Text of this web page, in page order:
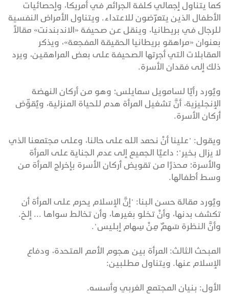
كما يتناول إجمالي كلفة الجرائم في أمريكا، وإحصائيات
الأطفال الذين يتعرّضون للاعتداء. ويتناول الأمراض النفسية
للرجال في بريطانيا، وينقل عن صحيفة «الاندبندنت» مقالاً
بعنوان «مراهقو بريطانيا الحقيقة المفجعة»، ويذكر
المقابلات التي أجرتها الصحيفة على بعض المراهقين، ويرد
ذلك إلى فقدان الأسرة.
ويُورد رأيًا لسامويل سمايلس؛ وهو من أركان النهضة
الإنجليزية، أنَّ تشغيل المرأة هدم للحياة المنزلية، ويُقوِّض
أركان الأسرة.
ويقول: "علينا أنْ نحمد الله على حالنا، وعلى مجتمعنا الذي
لا يزال بخير"؛ داعيًا الجميع إلى عدم الجناية على المرأة
والأسرة؛ محذرًا من تقويض أركان الأسرة بإخراج المرأة من
وسط أطفالها.
ويُورد مقالة حسن البنا: "إنَّ الإسلام يحرم على المرأة أن
تكشف بدنها، وأنْ تخلو بغيرها، وأن تخالط سواها ... إلخ.
وأنَّ النظرة سَهمٌ مِنْ سِهام إبليس".
المبحث الثالث: المرأة بين هجوم الأمم المتحدة، ودفاع
الإسلام عنها. ويتناول مطلبين:
الأول: بنيان المجتمع الغربي وأسسه.